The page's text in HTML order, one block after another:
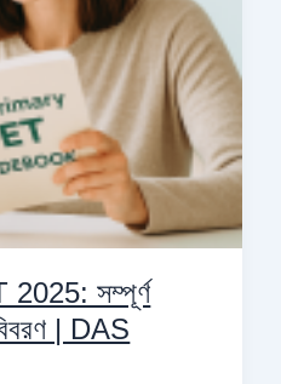
2025: সম্পূর্ণ
| DAS